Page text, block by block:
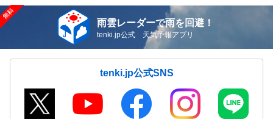
雨雲レーダーで雨を回避！
tenki.jp公式 天気予報アプリ
tenki.jp公式SNS